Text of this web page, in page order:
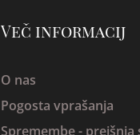
Več informacij
O nas
Pogosta vprašanja
Spremembe - prejšnja